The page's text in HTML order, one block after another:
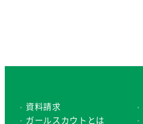
資料請求
ガールスカウトとは